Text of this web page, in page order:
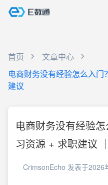
首页
文章中心
电商财务没有经验怎么入门
建议
电商财务没有经验
习资源 + 求职建议
CrimsonEcho 发表于2026